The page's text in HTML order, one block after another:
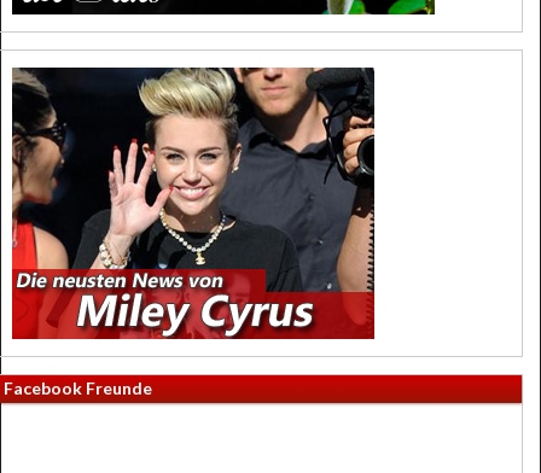
Facebook Freunde